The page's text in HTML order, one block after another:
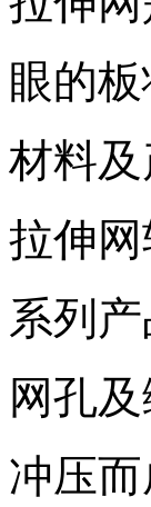
眼的
材料及
拉伸
系列
网孔
冲压